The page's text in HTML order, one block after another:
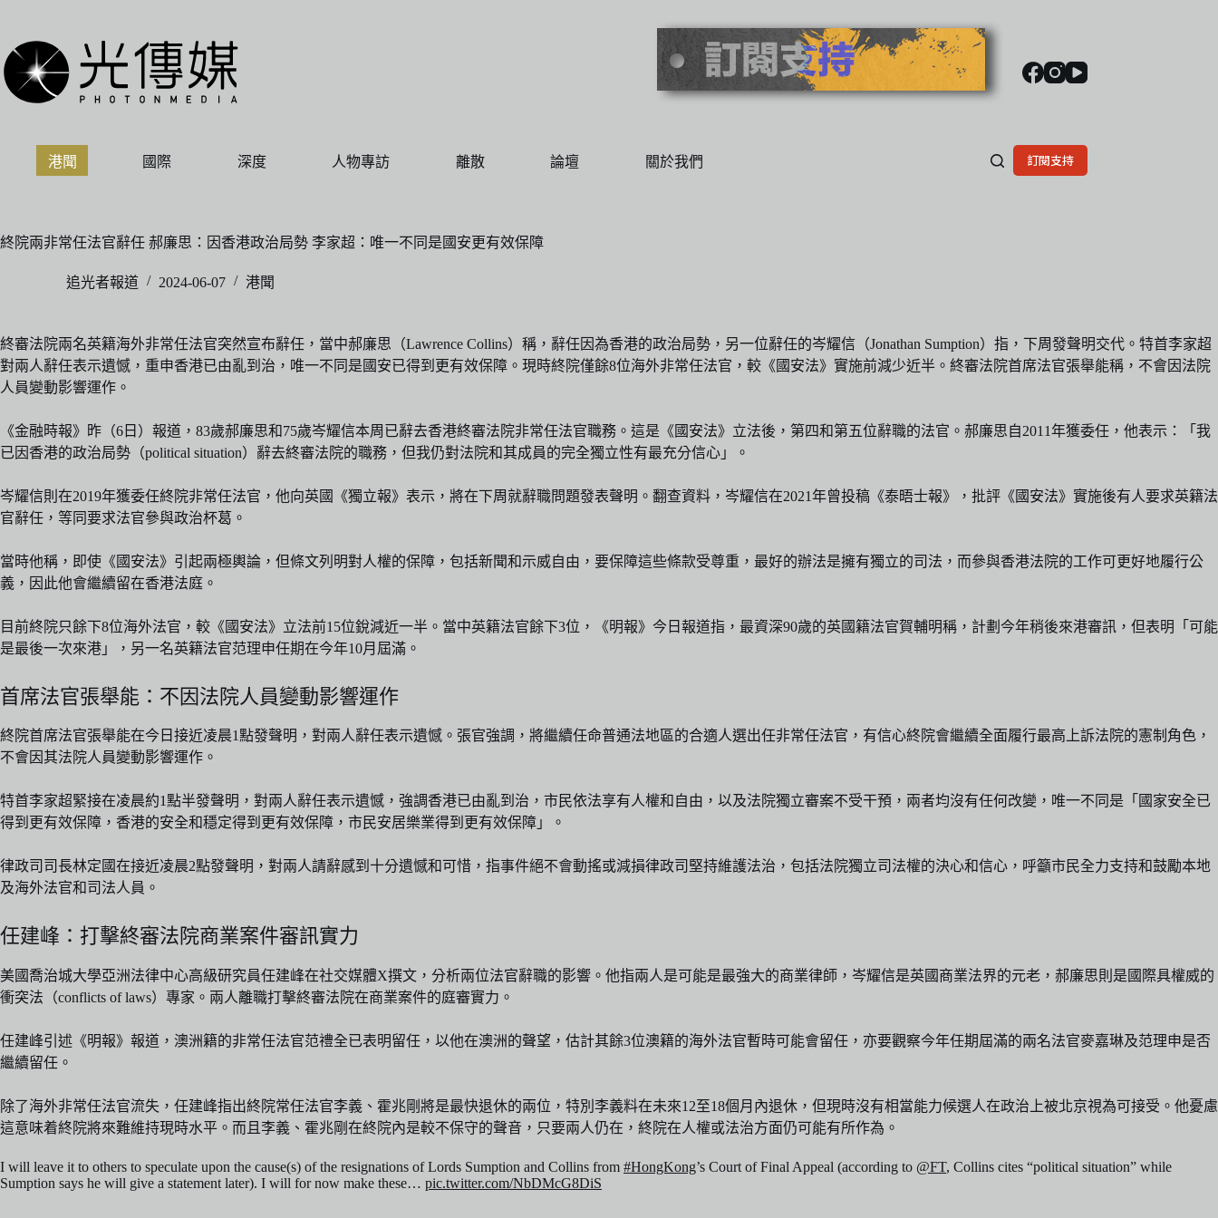
主
要
內
港聞 國際 深度 人物專訪 離散 論壇 關於我們 訂閱支持
終院兩非常任法官辭任 郝廉思：因香港政治局勢 李家超：唯一不同是國安更有效保障
追光者報道 2024-06-07 港聞
終審法院兩名英籍海外非常任法官突然宣布辭任，當中郝廉思（Lawrence Collins）稱，辭任因為香港的政治局勢，另一位辭任的岑耀信（Jonathan Sumption）指，下周發聲明交代。特首李家超
對兩人辭任表示遺憾，重申香港已由亂到治，唯一不同是國安已得到更有效保障。現時終院僅餘8位海外非常任法官，較《國安法》實施前減少近半。終審法院首席法官張舉能稱，不會因法院
人員變動影響運作。
《金融時報》昨（6日）報道，83歲郝廉思和75歲岑耀信本周已辭去香港終審法院非常任法官職務。這是《國安法》立法後，第四和第五位辭職的法官。郝廉思自2011年獲委任，他表示：「我
已因香港的政治局勢（political situation）辭去終審法院的職務，但我仍對法院和其成員的完全獨立性有最充分信心」。
岑耀信則在2019年獲委任終院非常任法官，他向英國《獨立報》表示，將在下周就辭職問題發表聲明。翻查資料，岑耀信在2021年曾投稿《泰晤士報》，批評《國安法》實施後有人要求英籍法
官辭任，等同要求法官參與政治杯葛。
當時他稱，即使《國安法》引起兩極輿論，但條文列明對人權的保障，包括新聞和示威自由，要保障這些條款受尊重，最好的辦法是擁有獨立的司法，而參與香港法院的工作可更好地履行公
義，因此他會繼續留在香港法庭。
目前終院只餘下8位海外法官，較《國安法》立法前15位銳減近一半。當中英籍法官餘下3位，《明報》今日報道指，最資深90歲的英國籍法官賀輔明稱，計劃今年稍後來港審訊，但表明「可能
是最後一次來港」，另一名英籍法官范理申任期在今年10月屆滿。
首席法官張舉能：不因法院人員變動影響運作
終院首席法官張舉能在今日接近凌晨1點發聲明，對兩人辭任表示遺憾。張官強調，將繼續任命普通法地區的合適人選出任非常任法官，有信心終院會繼續全面履行最高上訴法院的憲制角色，
不會因其法院人員變動影響運作。
特首李家超緊接在凌晨約1點半發聲明，對兩人辭任表示遺憾，強調香港已由亂到治，市民依法享有人權和自由，以及法院獨立審案不受干預，兩者均沒有任何改變，唯一不同是「國家安全已
得到更有效保障，香港的安全和穩定得到更有效保障，市民安居樂業得到更有效保障」。
律政司司長林定國在接近凌晨2點發聲明，對兩人請辭感到十分遺憾和可惜，指事件絕不會動搖或減損律政司堅持維護法治，包括法院獨立司法權的決心和信心，呼籲市民全力支持和鼓勵本地
及海外法官和司法人員。
任建峰：打擊終審法院商業案件審訊實力
美國喬治城大學亞洲法律中心高級研究員任建峰在社交媒體X撰文，分析兩位法官辭職的影響。他指兩人是可能是最強大的商業律師，岑耀信是英國商業法界的元老，郝廉思則是國際具權威的
衝突法（conflicts of laws）專家。兩人離職打擊終審法院在商業案件的庭審實力。
任建峰引述《明報》報道，澳洲籍的非常任法官范禮全已表明留任，以他在澳洲的聲望，估計其餘3位澳籍的海外法官暫時可能會留任，亦要觀察今年任期屆滿的兩名法官麥嘉琳及范理申是否
繼續留任。
除了海外非常任法官流失，任建峰指出終院常任法官李義、霍兆剛將是最快退休的兩位，特別李義料在未來12至18個月內退休，但現時沒有相當能力候選人在政治上被北京視為可接受。他憂慮
這意味着終院將來難維持現時水平。而且李義、霍兆剛在終院內是較不保守的聲音，只要兩人仍在，終院在人權或法治方面仍可能有所作為。
I will leave it to others to speculate upon the cause(s) of the resignations of Lords Sumption and Collins from #HongKong’s Court of Final Appeal (according to @FT, Collins cites “political situation” while
Sumption says he will give a statement later). I will for now make these… pic.twitter.com/NbDMcG8DiS